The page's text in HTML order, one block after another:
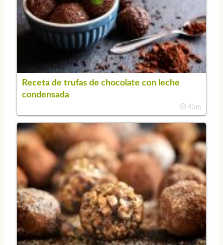
Receta de trufas de chocolate con leche
condensada
45m